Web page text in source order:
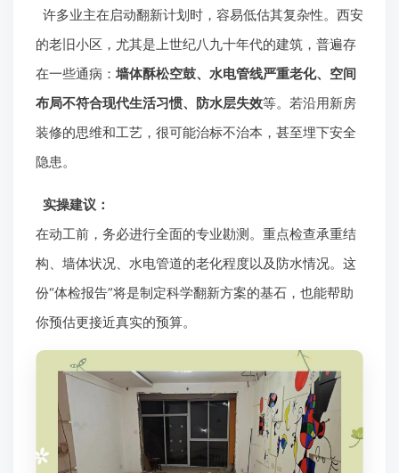
许多业主在启动翻新计划时，容易低估其复杂性。西安
的老旧小区，尤其是上世纪八九十年代的建筑，普遍存
在一些通病： 墙体酥松空鼓、水电管线严重老化、空间
布局不符合现代生活习惯、防水层失效等。若沿用新房
装修的思维和工艺，很可能治标不治本，甚至埋下安全
隐患。
实操建议：
在动工前，务必进行全面的专业勘测。重点检查承重结
构、墙体状况、水电管道的老化程度以及防水情况。这
份“体检报告”将是制定科学翻新方案的基石，也能帮助
你预估更接近真实的预算。